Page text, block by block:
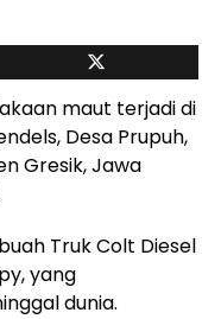
maut terjadi di
Desa Prupuh,
Gresik, Jawa
Truk Colt Diesel
yang
dunia.